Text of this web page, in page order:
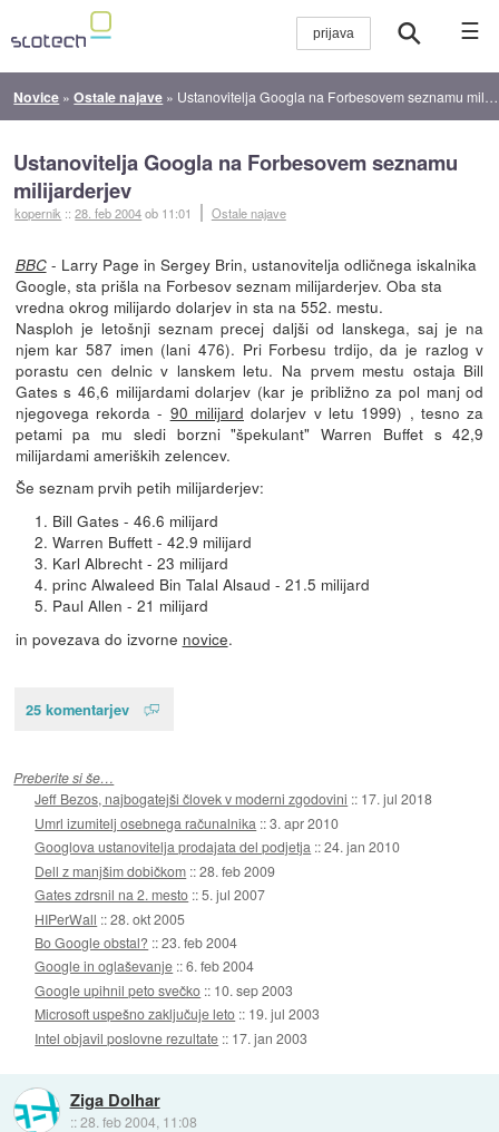
☰
Novice »Ostale najave » Ustanovitelja Googla na Forbesovem seznamu milijarderjev
Ustanovitelja Googla na Forbesovem seznamu
milijarderjev
kopernik ::28. feb 2004ob 11:01 Ostale najave
BBC- Larry Page in Sergey Brin, ustanovitelja odličnega iskalnika
Google, sta prišla na Forbesov seznam milijarderjev. Oba sta
vredna okrog milijardo dolarjev in sta na 552. mestu.
Nasploh je letošnji seznam precej daljši od lanskega, saj je na
njem kar 587 imen (lani 476). Pri Forbesu trdijo, da je razlog v
porastu cen delnic v lanskem letu. Na prvem mestu ostaja Bill
Gates s 46,6 milijardami dolarjev (kar je približno za pol manj od
njegovega rekorda - 90 milijard dolarjev v letu 1999) , tesno za
petami pa mu sledi borzni "špekulant" Warren Buffet s 42,9
milijardami ameriških zelencev.
Še seznam prvih petih milijarderjev:
Bill Gates - 46.6 milijard
Warren Buffett - 42.9 milijard
Karl Albrecht - 23 milijard
princ Alwaleed Bin Talal Alsaud - 21.5 milijard
Paul Allen - 21 milijard
in povezava do izvorne novice.
25 komentarjev
Preberite si še…
Jeff Bezos, najbogatejši človek v moderni zgodovini :: 17. jul 2018
Umrl izumitelj osebnega računalnika ::3. apr 2010
Googlova ustanovitelja prodajata del podjetja ::24. jan 2010
Dell z manjšim dobičkom ::28. feb 2009
Gates zdrsnil na 2. mesto ::5. jul 2007
HIPerWall ::28. okt 2005
Bo Google obstal? ::23. feb 2004
Google in oglaševanje ::6. feb 2004
Google upihnil peto svečko :: 10. sep 2003
Microsoft uspešno zaključuje leto :: 19. jul 2003
Intel objavil poslovne rezultate :: 17. jan 2003
Ziga Dolhar
::28. feb 2004, 11:08